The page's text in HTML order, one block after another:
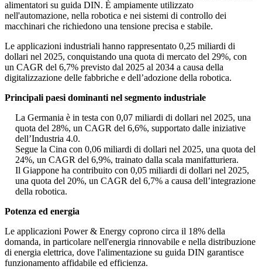
alimentatori su guida DIN. È ampiamente utilizzato
nell'automazione, nella robotica e nei sistemi di controllo dei
macchinari che richiedono una tensione precisa e stabile.
Le applicazioni industriali hanno rappresentato 0,25 miliardi di
dollari nel 2025, conquistando una quota di mercato del 29%, con
un CAGR del 6,7% previsto dal 2025 al 2034 a causa della
digitalizzazione delle fabbriche e dell’adozione della robotica.
Principali paesi dominanti nel segmento industriale
La Germania è in testa con 0,07 miliardi di dollari nel 2025, una
quota del 28%, un CAGR del 6,6%, supportato dalle iniziative
dell’Industria 4.0.
Segue la Cina con 0,06 miliardi di dollari nel 2025, una quota del
24%, un CAGR del 6,9%, trainato dalla scala manifatturiera.
Il Giappone ha contribuito con 0,05 miliardi di dollari nel 2025,
una quota del 20%, un CAGR del 6,7% a causa dell’integrazione
della robotica.
Potenza ed energia
Le applicazioni Power & Energy coprono circa il 18% della
domanda, in particolare nell'energia rinnovabile e nella distribuzione
di energia elettrica, dove l'alimentazione su guida DIN garantisce
funzionamento affidabile ed efficienza.